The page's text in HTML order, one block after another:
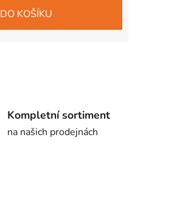
DO KOŠÍKU
Kompletní sortiment
na našich prodejnách